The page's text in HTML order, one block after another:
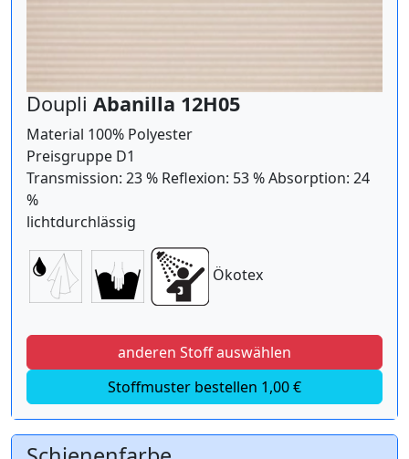
Doupli Abanilla 12H05
Material 100% Polyester
Preisgruppe D1
Transmission: 23 % Reflexion: 53 % Absorption: 24
%
lichtdurchlässig
Ökotex
anderen Stoff auswählen
Stoffmuster bestellen 1,00 €